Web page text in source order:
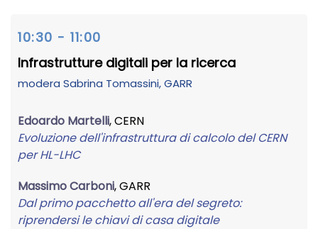
10:30 - 11:00
Infrastrutture digitali per la ricerca
modera Sabrina Tomassini, GARR
Edoardo Martelli, CERN
Evoluzione dell'infrastruttura di calcolo del CERN
per HL-LHC
Massimo Carboni, GARR
Dal primo pacchetto all'era del segreto:
riprendersi le chiavi di casa digitale